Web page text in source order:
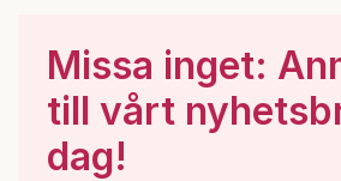
Missa inget:
till vårt
dag!